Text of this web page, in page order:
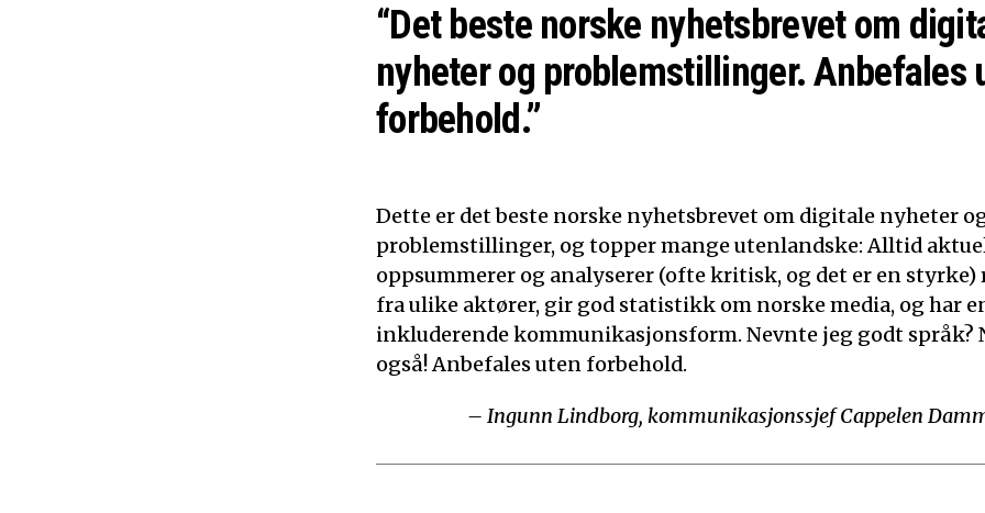
“Det beste norske nyhetsbrevet om
nyheter og problemstillinger. Anbefales
forbehold.”
Dette er det beste norske nyhetsbrevet om digitale nyheter
problemstillinger, og topper mange utenlandske: Alltid
oppsummerer og analyserer (ofte kritisk, og det er en
fra ulike aktører, gir god statistikk om norske media, og har
inkluderende kommunikasjonsform. Nevnte jeg godt språk?
også! Anbefales uten forbehold.
– Ingunn Lindborg, kommunikasjonssjef Cappelen